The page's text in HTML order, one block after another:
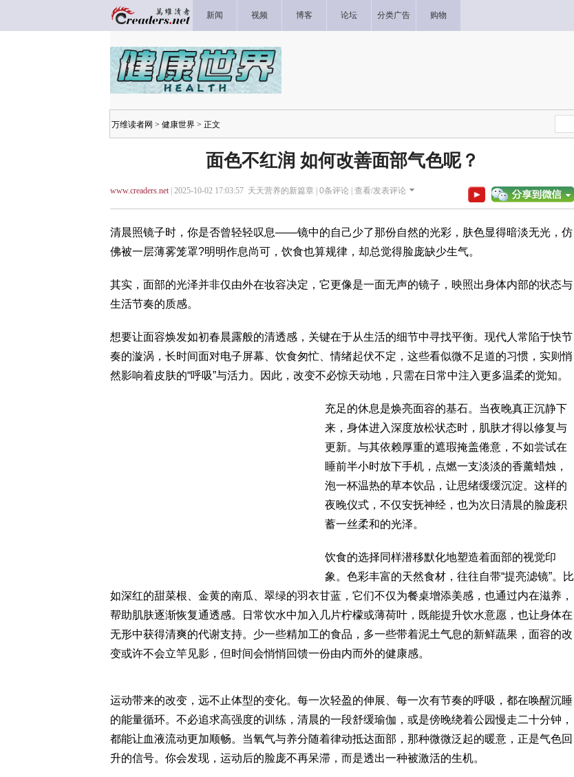
新闻 视频 博客 论坛 分类广告 购物
万维读者网 > 健康世界 > 正文
面色不红润 如何改善面部气色呢？
www.creaders.net| 2025-10-02 17:03:57 天天营养的新篇章 | 0条评论 | 查看/发表评论
清晨照镜子时，你是否曾轻轻叹息——镜中的自己少了那份自然的光彩，肤色显得暗淡无光，仿
佛被一层薄雾笼罩?明明作息尚可，饮食也算规律，却总觉得脸庞缺少生气。
其实，面部的光泽并非仅由外在妆容决定，它更像是一面无声的镜子，映照出身体内部的状态与
生活节奏的质感。
想要让面容焕发如初春晨露般的清透感，关键在于从生活的细节中寻找平衡。现代人常陷于快节
奏的漩涡，长时间面对电子屏幕、饮食匆忙、情绪起伏不定，这些看似微不足道的习惯，实则悄
然影响着皮肤的“呼吸”与活力。因此，改变不必惊天动地，只需在日常中注入更多温柔的觉知。
充足的休息是焕亮面容的基石。当夜晚真正沉静下
来，身体进入深度放松状态时，肌肤才得以修复与
更新。与其依赖厚重的遮瑕掩盖倦意，不如尝试在
睡前半小时放下手机，点燃一支淡淡的香薰蜡烛，
泡一杯温热的草本饮品，让思绪缓缓沉淀。这样的
夜晚仪式，不仅安抚神经，也为次日清晨的脸庞积
蓄一丝柔和的光泽。
饮食的选择同样潜移默化地塑造着面部的视觉印
象。色彩丰富的天然食材，往往自带“提亮滤镜”。比
如深红的甜菜根、金黄的南瓜、翠绿的羽衣甘蓝，它们不仅为餐桌增添美感，也通过内在滋养，
帮助肌肤逐渐恢复通透感。日常饮水中加入几片柠檬或薄荷叶，既能提升饮水意愿，也让身体在
无形中获得清爽的代谢支持。少一些精加工的食品，多一些带着泥土气息的新鲜蔬果，面容的改
变或许不会立竿见影，但时间会悄悄回馈一份由内而外的健康感。
运动带来的改变，远不止体型的变化。每一次轻盈的伸展、每一次有节奏的呼吸，都在唤醒沉睡
的能量循环。不必追求高强度的训练，清晨的一段舒缓瑜伽，或是傍晚绕着公园慢走二十分钟，
都能让血液流动更加顺畅。当氧气与养分随着律动抵达面部，那种微微泛起的暖意，正是气色回
升的信号。你会发现，运动后的脸庞不再呆滞，而是透出一种被激活的生机。